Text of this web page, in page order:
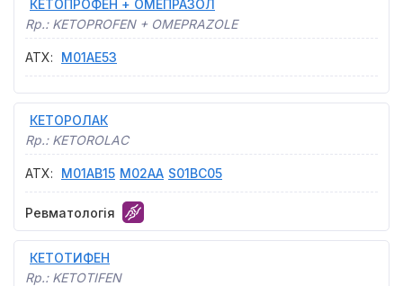
КЕТОПРОФЕН + ОМЕПРАЗОЛ
Rp.: KETOPROFEN + OMEPRAZOLE
АТХ: M01AE53
КЕТОРОЛАК
Rp.: KETOROLAC
АТХ: M01AB15 M02AA S01BC05
Ревматологія
КЕТОТИФЕН
Rp.: KETOTIFEN